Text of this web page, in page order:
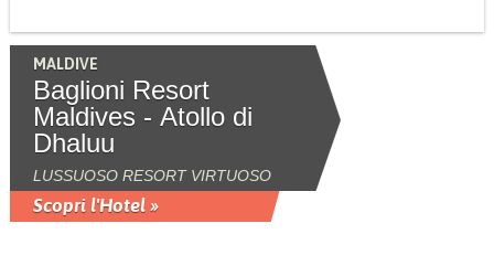
MALDIVE
Baglioni Resort
Maldives - Atollo di
Dhaluu
LUSSUOSO RESORT VIRTUOSO
Scopri l'Hotel »